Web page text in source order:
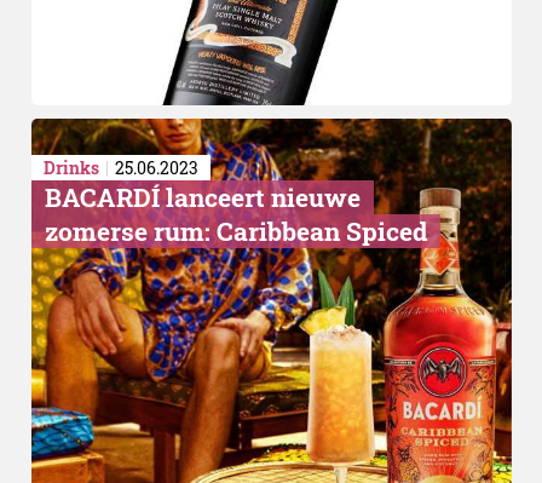
Drinks 25.06.2023
BACARDÍ lanceert nieuwe
zomerse rum: Caribbean Spiced